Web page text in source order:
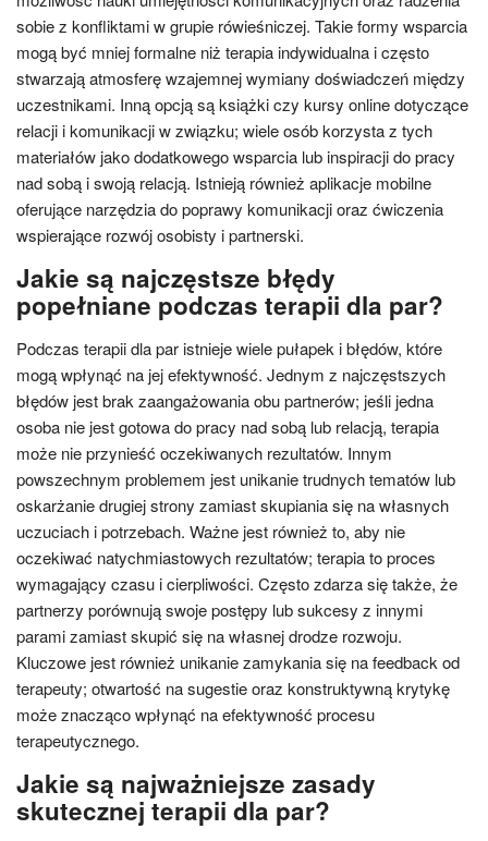
sobie z konfliktami w grupie rówieśniczej. Takie formy wsparcia
mogą być mniej formalne niż terapia indywidualna i często
stwarzają atmosferę wzajemnej wymiany doświadczeń między
uczestnikami. Inną opcją są książki czy kursy online dotyczące
relacji i komunikacji w związku; wiele osób korzysta z tych
materiałów jako dodatkowego wsparcia lub inspiracji do pracy
nad sobą i swoją relacją. Istnieją również aplikacje mobilne
oferujące narzędzia do poprawy komunikacji oraz ćwiczenia
wspierające rozwój osobisty i partnerski.
Jakie są najczęstsze błędy
popełniane podczas terapii dla par?
Podczas terapii dla par istnieje wiele pułapek i błędów, które
mogą wpłynąć na jej efektywność. Jednym z najczęstszych
błędów jest brak zaangażowania obu partnerów; jeśli jedna
osoba nie jest gotowa do pracy nad sobą lub relacją, terapia
może nie przynieść oczekiwanych rezultatów. Innym
powszechnym problemem jest unikanie trudnych tematów lub
oskarżanie drugiej strony zamiast skupiania się na własnych
uczuciach i potrzebach. Ważne jest również to, aby nie
oczekiwać natychmiastowych rezultatów; terapia to proces
wymagający czasu i cierpliwości. Często zdarza się także, że
partnerzy porównują swoje postępy lub sukcesy z innymi
parami zamiast skupić się na własnej drodze rozwoju.
Kluczowe jest również unikanie zamykania się na feedback od
terapeuty; otwartość na sugestie oraz konstruktywną krytykę
może znacząco wpłynąć na efektywność procesu
terapeutycznego.
Jakie są najważniejsze zasady
skutecznej terapii dla par?